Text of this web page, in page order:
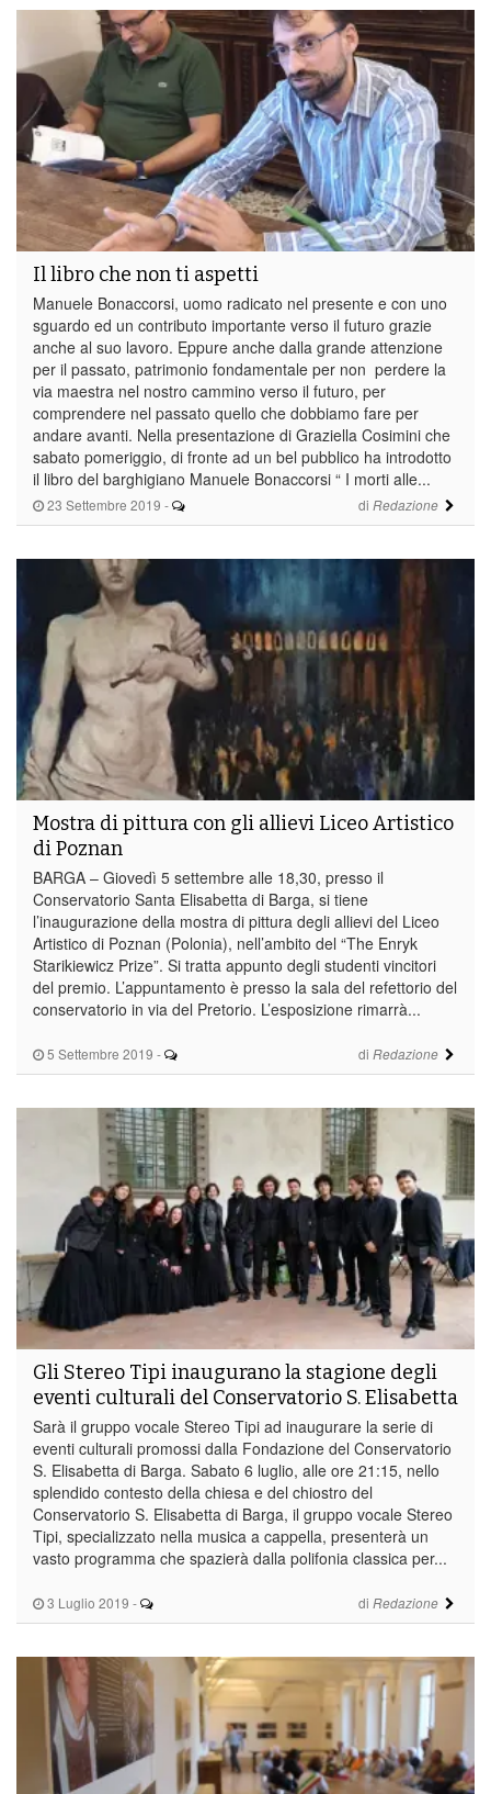
23 Settembre 2019 - di Redazione
Il libro che non ti aspetti
Manuele Bonaccorsi, uomo radicato nel presente e con uno
sguardo ed un contributo importante verso il futuro grazie
anche al suo lavoro. Eppure anche dalla grande attenzione
per il passato, patrimonio fondamentale per non perdere la
via maestra nel nostro cammino verso il futuro, per
comprendere nel passato quello che dobbiamo fare per
andare avanti. Nella presentazione di Graziella Cosimini che
sabato pomeriggio, di fronte ad un bel pubblico ha introdotto
il libro del barghigiano Manuele Bonaccorsi “ I morti alle...
5 Settembre 2019 - di Redazione
Mostra di pittura con gli allievi Liceo Artistico
di Poznan
BARGA – Giovedì 5 settembre alle 18,30, presso il
Conservatorio Santa Elisabetta di Barga, si tiene
l’inaugurazione della mostra di pittura degli allievi del Liceo
Artistico di Poznan (Polonia), nell’ambito del “The Enryk
Starikiewicz Prize”. Si tratta appunto degli studenti vincitori
del premio. L’appuntamento è presso la sala del refettorio del
conservatorio in via del Pretorio. L’esposizione rimarrà...
3 Luglio 2019 - di Redazione
Gli Stereo Tipi inaugurano la stagione degli
eventi culturali del Conservatorio S. Elisabetta
Sarà il gruppo vocale Stereo Tipi ad inaugurare la serie di
eventi culturali promossi dalla Fondazione del Conservatorio
S. Elisabetta di Barga. Sabato 6 luglio, alle ore 21:15, nello
splendido contesto della chiesa e del chiostro del
Conservatorio S. Elisabetta di Barga, il gruppo vocale Stereo
Tipi, specializzato nella musica a cappella, presenterà un
vasto programma che spazierà dalla polifonia classica per...